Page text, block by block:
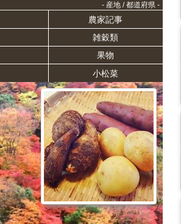
- 産地 / 都道府県 -
農家記事
雑穀類
果物
小松菜